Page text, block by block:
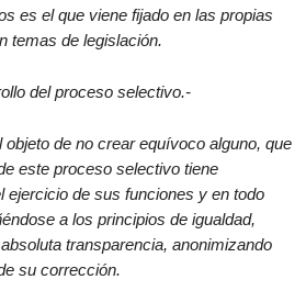
es el que viene fijado en las propias
temas de legislación.
del proceso selectivo.-
de no crear equívoco alguno, que
este proceso selectivo tiene
ejercicio de sus funciones y en todo
a los principios de igualdad,
transparencia, anonimizando
su corrección.